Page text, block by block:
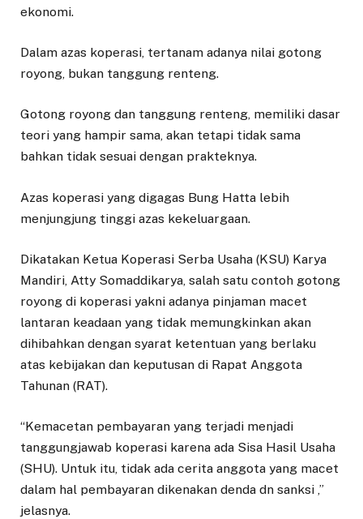
ekonomi.
Dalam azas koperasi, tertanam adanya nilai gotong
royong, bukan tanggung renteng.
Gotong royong dan tanggung renteng, memiliki dasar
teori yang hampir sama, akan tetapi tidak sama
bahkan tidak sesuai dengan prakteknya.
Azas koperasi yang digagas Bung Hatta lebih
menjungjung tinggi azas kekeluargaan.
Dikatakan Ketua Koperasi Serba Usaha (KSU) Karya
Mandiri, Atty Somaddikarya, salah satu contoh gotong
royong di koperasi yakni adanya pinjaman macet
lantaran keadaan yang tidak memungkinkan akan
dihibahkan dengan syarat ketentuan yang berlaku
atas kebijakan dan keputusan di Rapat Anggota
Tahunan (RAT).
“Kemacetan pembayaran yang terjadi menjadi
tanggungjawab koperasi karena ada Sisa Hasil Usaha
(SHU). Untuk itu, tidak ada cerita anggota yang macet
dalam hal pembayaran dikenakan denda dn sanksi ,”
jelasnya.